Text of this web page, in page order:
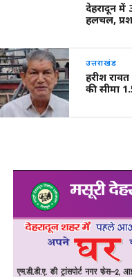
देहरादून में
हलचल,
उत्तराखंड
हरीश
की सीमा